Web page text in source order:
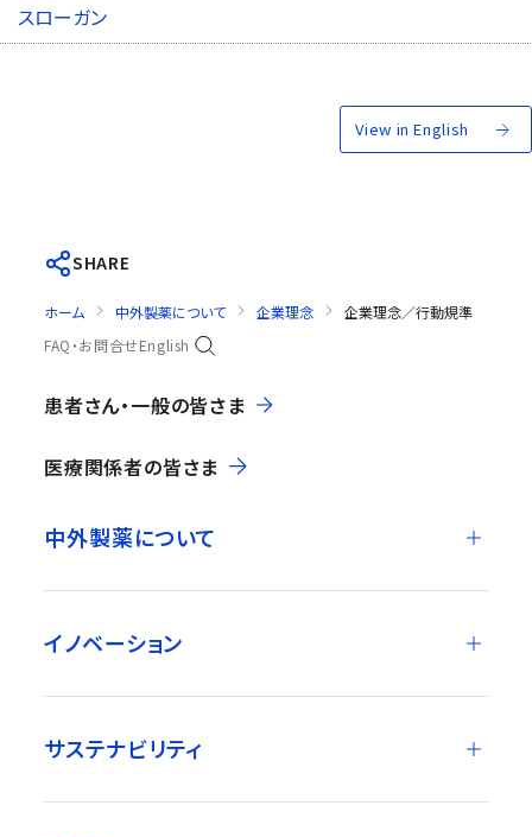
スローガン
View in English
SHARE
ホーム 中外製薬について 企業理念
企業理念／行動規準
FAQ・お問合せEnglish
患者さん・一般の皆さま
医療関係者の皆さま
中外製薬について
イノベーション
サステナビリティ